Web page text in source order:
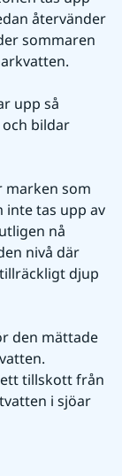
återvänder
sommaren
upp så
bildar
som
tas upp av
nå
nivå där
djup
den mättade
tillskott från
i sjöar